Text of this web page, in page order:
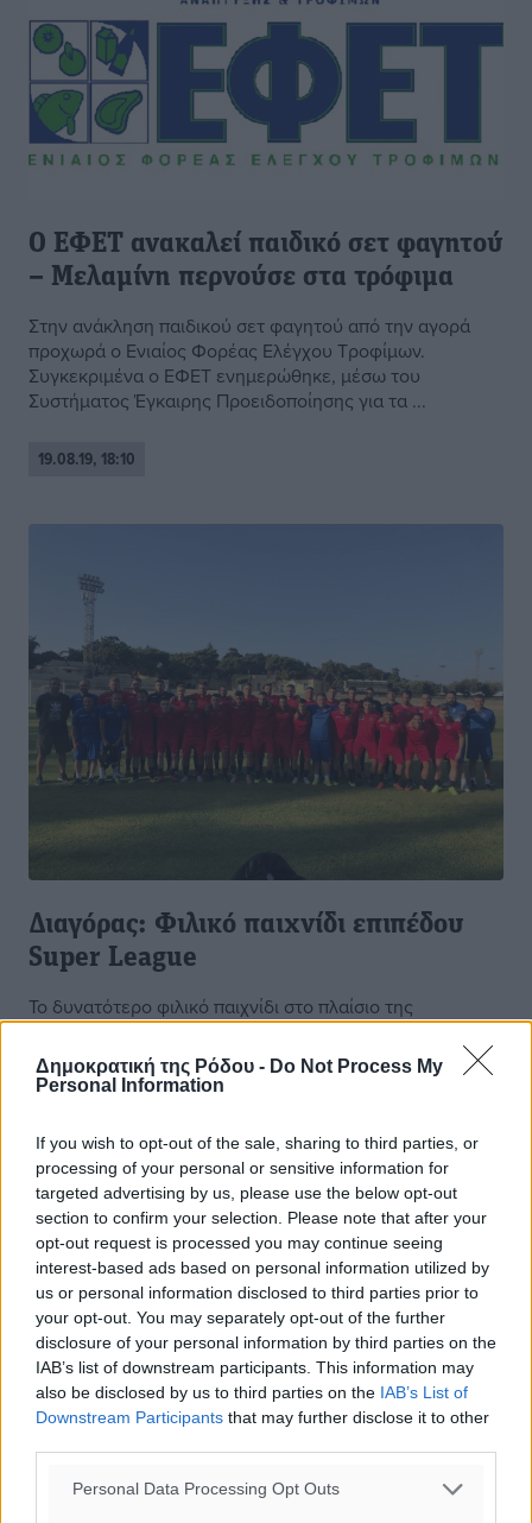
Δημοκρατική της Ρόδου - Do Not Process My
Personal Information
If you wish to opt-out of the sale, sharing to third parties, or
processing of your personal or sensitive information for
targeted advertising by us, please use the below opt-out
section to confirm your selection. Please note that after your
opt-out request is processed you may continue seeing
interest-based ads based on personal information utilized by
us or personal information disclosed to third parties prior to
your opt-out. You may separately opt-out of the further
disclosure of your personal information by third parties on the
IAB’s list of downstream participants. This information may
also be disclosed by us to third parties on the IAB’s List of
Downstream Participants that may further disclose it to other
Personal Data Processing Opt Outs
Ο ΕΦΕΤ ανακαλεί παιδικό σετ φαγητού
– Μελαμίνη περνούσε στα τρόφιμα
Στην ανάκληση παιδικού σετ φαγητού από την αγορά
προχωρά ο Ενιαίος Φορέας Ελέγχου Τροφίμων.
Συγκεκριμένα ο ΕΦΕΤ ενημερώθηκε, μέσω του
Συστήματος Έγκαιρης Προειδοποίησης για τα ...
19.08.19, 18:10
Διαγόρας: Φιλικό παιχνίδι επιπέδου
Super League
Το δυνατότερο φιλικό παιχνίδι στο πλαίσιο της
προετοιμασίας του ενόψει της συμμετοχής του στην
νεοσύστατη Football League θα δώσει αύριο ο
Διαγόρας. Ως γνωστόν, ο «γηραιός» ...
19.08.19, 17:10